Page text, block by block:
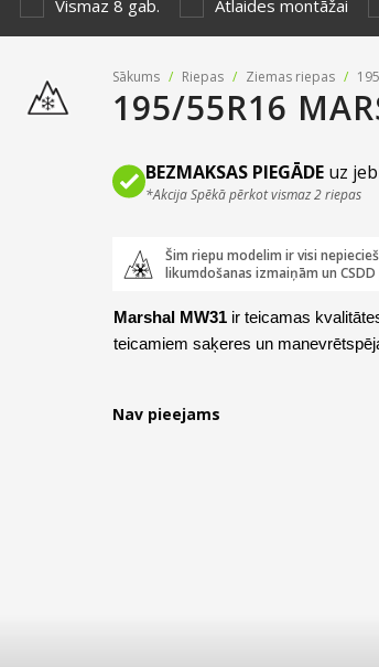
Vismaz 8 gab. Atlaides montāžai
Sākums / Riepas / Ziemas riepas /
195/55R16
BEZMAKSAS PIEGĀDEuz
*Akcija Spēkā pērkot vismaz 2 riepas
Šim riepu modelim ir visi
likumdošanas izmaiņām un
Marshal MW31 ir teicamas
teicamiem saķeres un
Nav pieejams